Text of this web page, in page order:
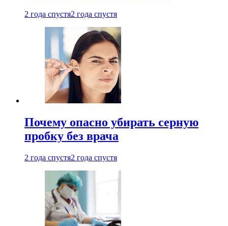
2 года спустя2 года спустя
Почему опасно убирать серную
пробку без врача
2 года спустя2 года спустя